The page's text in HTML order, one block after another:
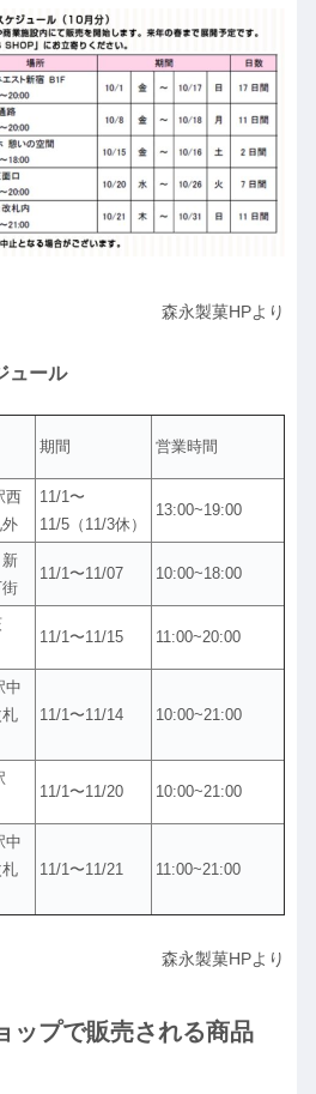
森永製菓HPより
ュール
期間 営業時間
西
11/1〜
11/5（11/3休）
13:00~19:00
11/1〜11/07 10:00~18:00
11/1〜11/15 11:00~20:00
中
11/1〜11/14 10:00~21:00
11/1〜11/20 10:00~21:00
中
11/1〜11/21 11:00~21:00
森永製菓HPより
ップで販売される商品